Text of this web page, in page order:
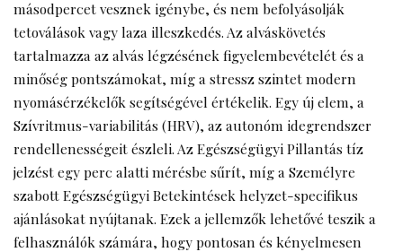
másodpercet vesznek igénybe, és nem befolyásolják
tetoválások vagy laza illeszkedés. Az alváskövetés
tartalmazza az alvás légzésének figyelembevételét és a
minőség pontszámokat, míg a stressz szintet modern
nyomásérzékelők segítségével értékelik. Egy új elem, a
Szívritmus-variabilitás (HRV), az autonóm idegrendszer
rendellenességeit észleli. Az Egészségügyi Pillantás tíz
jelzést egy perc alatti mérésbe sűrít, míg a Személyre
szabott Egészségügyi Betekintések helyzet-specifikus
ajánlásokat nyújtanak. Ezek a jellemzők lehetővé teszik a
felhasználók számára, hogy pontosan és kényelmesen